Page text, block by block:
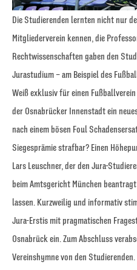
Die Studierenden lernten nicht nur
Mitgliederverein kennen, die
Rechtwissenschaften gaben den
Jurastudium – am Beispiel des
Weiß exklusiv für einen
der Osnabrücker Innenstadt ein
nach einem bösen Foul
Siegesprämie strafbar? Einen
Lars Leuschner, der den Jura-
beim Amtsgericht München
lassen. Kurzweilig und informativ
Jura-Erstis mit pragmatischen
Osnabrück ein. Zum Abschluss
Vereinshymne von den Studierenden.